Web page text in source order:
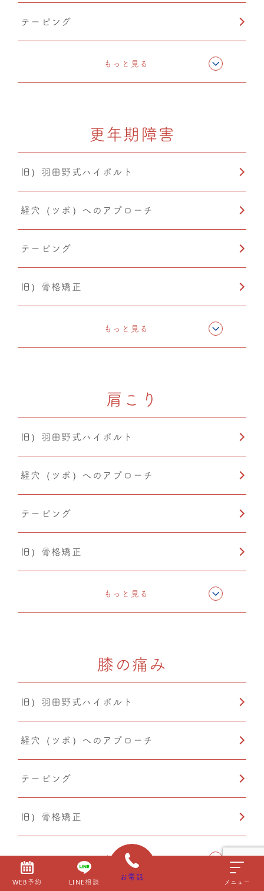
WEB予約 LINE相談
お電話
メニュー
テーピング
CMC筋膜ストレッチ（リリース）
もっと見る
更年期障害
旧）羽田野式ハイボルト
経穴（ツボ）へのアプローチ
テーピング
旧）骨格矯正
ドレナージュ(EHD・DPL)
自律神経調整
もっと見る
肩こり
旧）羽田野式ハイボルト
経穴（ツボ）へのアプローチ
テーピング
旧）骨格矯正
CMC筋膜ストレッチ（リリース）
温熱療法
PIA(ピア)
小顔矯正
もっと見る
膝の痛み
旧）羽田野式ハイボルト
経穴（ツボ）へのアプローチ
テーピング
旧）骨格矯正
CMC筋膜ストレッチ（リリース）
もっと見る